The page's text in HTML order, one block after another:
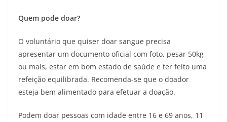
Quem pode doar?
O voluntário que quiser doar sangue precisa
apresentar um documento oficial com foto, pesar 50kg
ou mais, estar em bom estado de saúde e ter feito uma
refeição equilibrada. Recomenda-se que o doador
esteja bem alimentado para efetuar a doação.
Podem doar pessoas com idade entre 16 e 69 anos, 11